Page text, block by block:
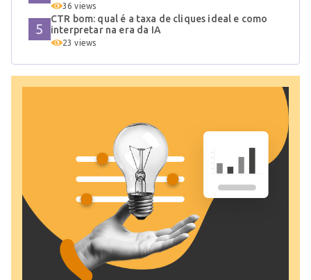
36 views
CTR bom: qual é a taxa de cliques ideal e como
interpretar na era da IA
23 views